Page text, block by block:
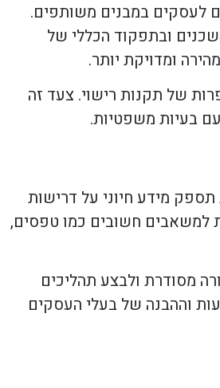
הנוגעים לעסקים במבנים משותפים.
ובתפקוד הכללי של
ומדויקת יותר.
של תקנות רישוי. צעד זה
בעיות משפטיות.
מידע חיוני על דרישות
למשאבים חשובים כמו טפסים,
מסודרת ולבצע תהליכים
וההבנה של בעלי העסקים